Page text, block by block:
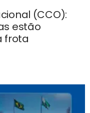
(CCO):
estão
frota